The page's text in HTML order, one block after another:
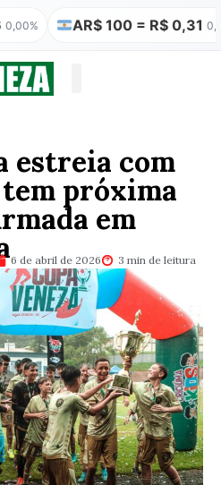
AR$ 100 = R$ 0,31 0,00% ₿R$
estreia com
tem próxima
em
6 de abril de 2026 3 min de leitura